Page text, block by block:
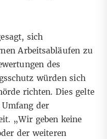
sich
Arbeitsabläufen zu
des
würden sich
richten. Dies gelte
der
„Wir geben keine
der weiteren